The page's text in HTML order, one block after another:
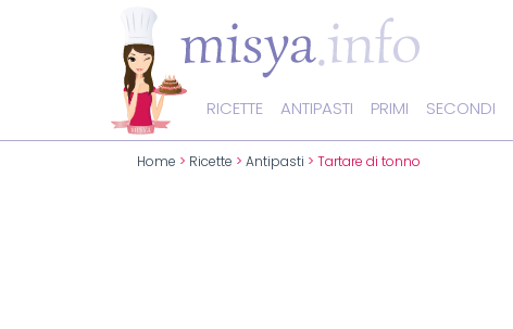
RICETTE ANTIPASTI PRIMI SECONDI
Home > Ricette > Antipasti > Tartare di tonno